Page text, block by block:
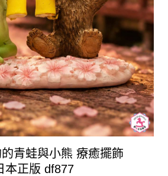
青蛙與小熊 療癒擺飾
本正版 df877